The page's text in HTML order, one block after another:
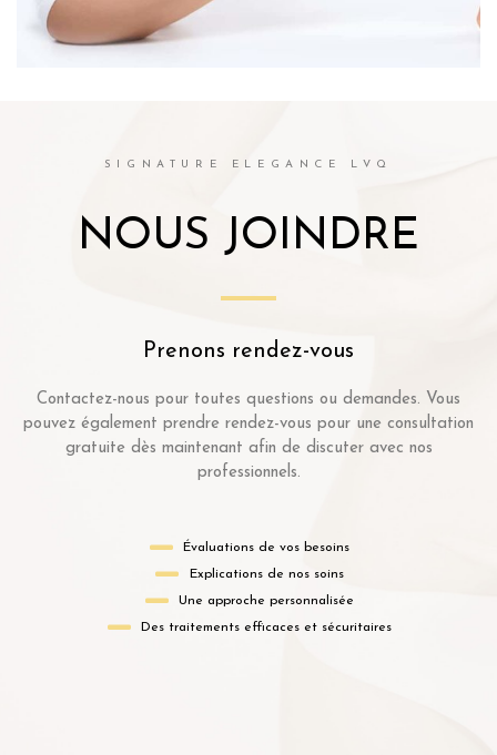
SIGNATURE ELEGANCE LVQ
NOUS JOINDRE
Prenons rendez-vous
Contactez-nous pour toutes questions ou demandes. Vous
pouvez également prendre rendez-vous pour une consultation
gratuite dès maintenant afin de discuter avec nos
professionnels.
Évaluations de vos besoins
Explications de nos soins
Une approche personnalisée
Des traitements efficaces et sécuritaires